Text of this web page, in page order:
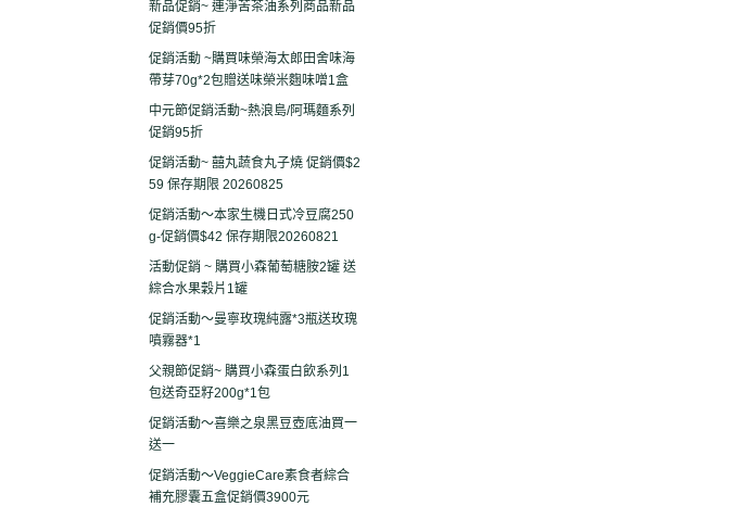
新品促銷~ 連淨苦茶油系列商品新品
促銷價95折
促銷活動 ~購買味榮海太郎田舍味海
帶芽70g*2包贈送味榮米麴味噌1盒
中元節促銷活動~熱浪島/阿瑪麵系列
促銷95折
促銷活動~ 囍丸蔬食丸子燒 促銷價$2
59 保存期限 20260825
促銷活動～本家生機日式冷豆腐250
g-促銷價$42 保存期限20260821
活動促銷 ~ 購買小森葡萄糖胺2罐 送
綜合水果穀片1罐
促銷活動～曼寧玫瑰純露*3瓶送玫瑰
噴霧器*1
父親節促銷~ 購買小森蛋白飲系列1
包送奇亞籽200g*1包
促銷活動～喜樂之泉黑豆壺底油買一
送一
促銷活動～VeggieCare素食者綜合
補充膠囊五盒促銷價3900元